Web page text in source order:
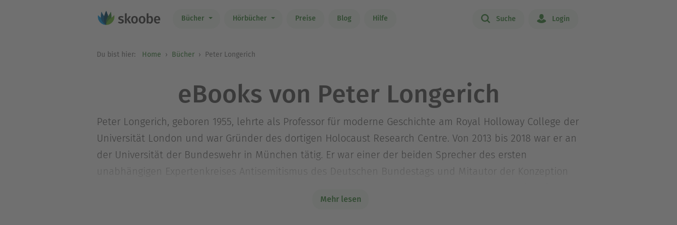
Bücher Hörbücher Preise Blog Hilfe Suche Login
Du bist hier: Home Bücher Peter Longerich
eBooks von Peter Longerich
Peter Longerich, geboren 1955, lehrte als Professor für moderne Geschichte am Royal Holloway College der
Universität London und war Gründer des dortigen Holocaust Research Centre. Von 2013 bis 2018 war er an
der Universität der Bundeswehr in München tätig. Er war einer der beiden Sprecher des ersten
unabhängigen Expertenkreises Antisemitismus des Deutschen Bundestags und Mitautor der Konzeption
ihre Resonanz in der deutschen Bevölkerung, »Davon haben wir nichts gewusst!« (2006), sind
Mehr lesen